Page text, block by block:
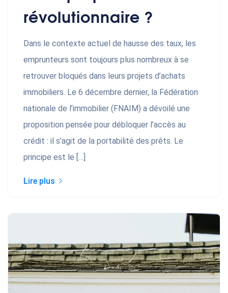
révolutionnaire ?
Dans le contexte actuel de hausse des taux, les
emprunteurs sont toujours plus nombreux à se
retrouver bloqués dans leurs projets d’achats
immobiliers. Le 6 décembre dernier, la Fédération
nationale de l’immobilier (FNAIM) a dévoilé une
proposition pensée pour débloquer l’accès au
crédit : il s’agit de la portabilité des prêts. Le
principe est le […]
Lire plus